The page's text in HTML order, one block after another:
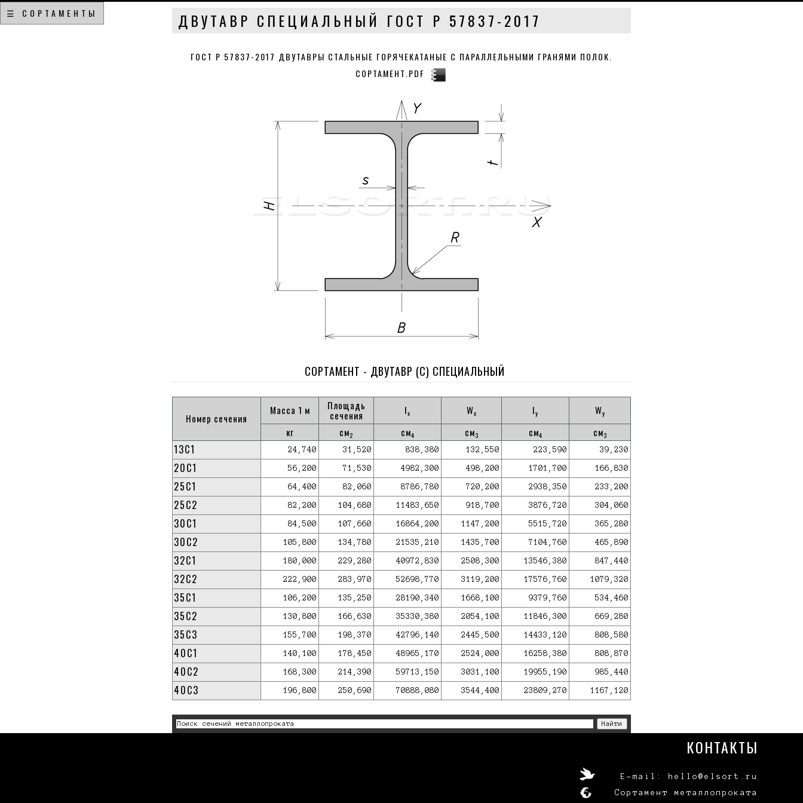
☰ СОРТАМЕНТЫ ДВУТАВР СПЕЦИАЛЬНЫЙ ГОСТ Р 57837-2017
ГОСТ Р 57837-2017 ДВУТАВРЫ СТАЛЬНЫЕ ГОРЯЧЕКАТАНЫЕ С ПАРАЛЛЕЛЬНЫМИ ГРАНЯМИ ПОЛОК.
СОРТАМЕНТ.PDF
СОРТАМЕНТ - ДВУТАВР (С) СПЕЦИАЛЬНЫЙ
Номер сечения
Масса 1 м Площадь
сечения Ix Wx Iy Wy
кг см2 см4 см3 см4 см3
13С1 24,740 31,520 838,380 132,550 223,590 39,230
20С1 56,200 71,530 4982,300 498,200 1701,700 166,830
25С1 64,400 82,060 8786,780 720,200 2938,350 233,200
25С2 82,200 104,680 11483,650 918,700 3876,720 304,060
30С1 84,500 107,660 16864,200 1147,200 5515,720 365,280
30С2 105,800 134,780 21535,210 1435,700 7104,760 465,890
32С1 180,000 229,280 40972,830 2508,300 13546,380 847,440
32С2 222,900 283,970 52698,770 3119,200 17576,760 1079,320
35С1 106,200 135,250 28190,340 1668,100 9379,760 534,460
35С2 130,800 166,630 35330,380 2054,100 11846,300 669,280
35C3 155,700 198,370 42796,140 2445,500 14433,120 808,580
40С1 140,100 178,450 48965,170 2524,000 16258,380 808,870
40С2 168,300 214,390 59713,150 3031,100 19955,190 985,440
40С3 196,800 250,690 70888,080 3544,400 23809,270 1167,120
КОНТАКТЫ
E-mail: hello@elsort.ru
Сортамент металлопроката